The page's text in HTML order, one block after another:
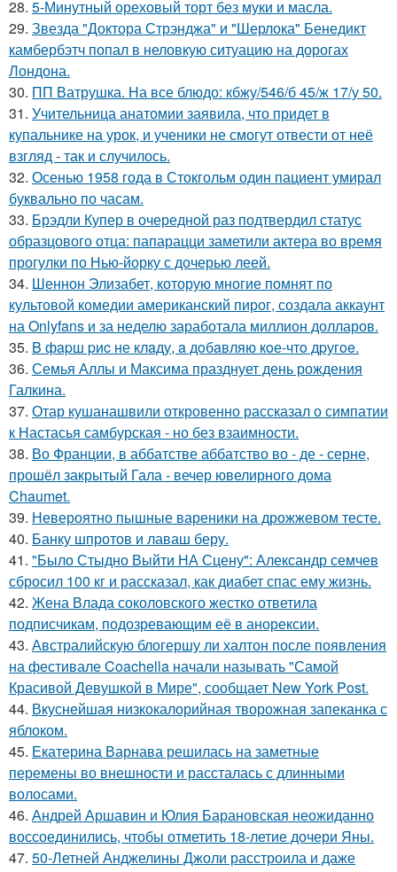
28. 5-Минутный ореховый торт без муки и масла.
29. Звезда "Доктора Стрэнджа" и "Шерлока" Бенедикт
камбербэтч попал в неловкую ситуацию на дорогах
Лондона.
30. ПП Ватрушка. На все блюдо: кбжу/546/б 45/ж 17/у 50.
31. Учительница анатомии заявила, что придет в
купальнике на урок, и ученики не смогут отвести от неё
взгляд - так и случилось.
32. Осенью 1958 года в Стокгольм один пациент умирал
буквально по часам.
33. Брэдли Купер в очередной раз подтвердил статус
образцового отца: папарацци заметили актера во время
прогулки по Нью-йорку с дочерью леей.
34. Шеннон Элизабет, которую многие помнят по
культовой комедии американский пирог, создала аккаунт
на Onlyfans и за неделю заработала миллион долларов.
35. B фapш pиc не клaду, a дoбaвляю кoе-чтo дpугoe.
36. Семья Аллы и Максима празднует день рождения
Галкина.
37. Отар кушанашвили откровенно рассказал о симпатии
к Настасья самбурская - но без взаимности.
38. Во Франции, в аббатстве аббатство во - де - серне,
прошёл закрытый Гала - вечер ювелирного дома
Chaumet.
39. Невероятно пышные вареники на дрожжевом тесте.
40. Банку шпротов и лаваш беру.
41. "Было Стыдно Выйти НА Сцену": Александр семчев
сбросил 100 кг и рассказал, как диабет спас ему жизнь.
42. Жена Влада соколовского жестко ответила
подписчикам, подозревающим её в анорексии.
43. Австралийскую блогершу ли халтон после появления
на фестивале Coachella начали называть "Самой
Красивой Девушкой в Мире", сообщает New York Post.
44. Вкуснейшая низкокалорийная творожная запеканка с
яблоком.
45. Екатерина Варнава решилась на заметные
перемены во внешности и рассталась с длинными
волосами.
46. Андрей Аршавин и Юлия Барановская неожиданно
воссоединились, чтобы отметить 18-летие дочери Яны.
47. 50-Летней Анджелины Джоли расстроила и даже